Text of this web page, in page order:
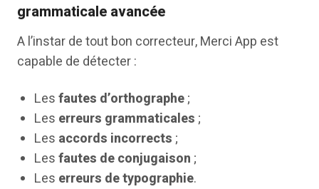
grammaticale avancée
A l’instar de tout bon correcteur, Merci App est
capable de détecter :
Lesfautes d’orthographe;
Les erreurs grammaticales;
Les accords incorrects;
Lesfautes de conjugaison;
Les erreurs de typographie.